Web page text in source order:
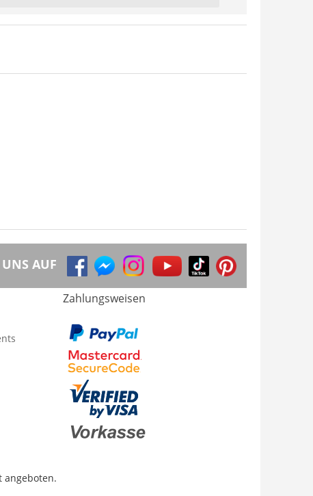
UNS AUF
Zahlungsweisen
angeboten.